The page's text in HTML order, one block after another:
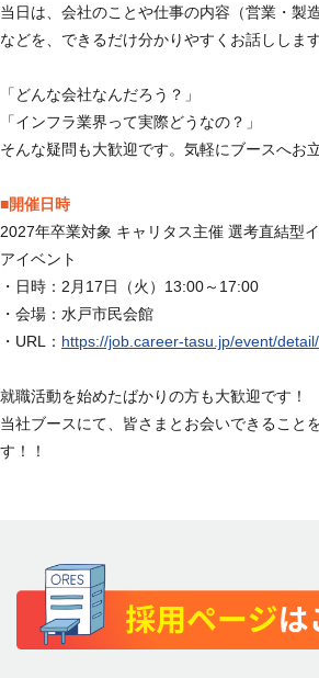
当日は、会社のことや仕事の内容（営業・製
などを、できるだけ分かりやすくお話しします
「どんな会社なんだろう？」
「インフラ業界って実際どうなの？」
そんな疑問も大歓迎です。気軽にブースへお
■開催日時
2027年卒業対象 キャリタス主催 選考直結型
アイベント
・日時：2月17日（火）13:00～17:00
・会場：水戸市民会館
・URL： https://job.career-tasu.jp/event/
就職活動を始めたばかりの方も大歓迎です！
当社ブースにて、皆さまとお会いできること
す！！